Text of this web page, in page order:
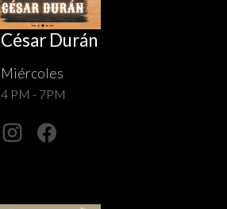
César Durán
Miércoles
4 PM - 7PM